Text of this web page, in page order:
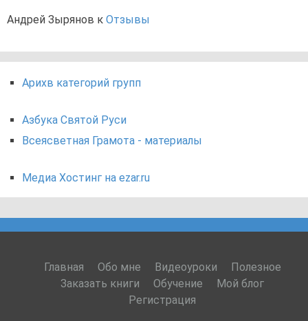
Андрей Зырянов к Отзывы
Арихв категорий групп
Азбука Святой Руси
Всеясветная Грамота - материалы
Медиа Хостинг на ezar.ru
Главная Обо мне Видеоуроки
Полезное
Заказать книги
Обучение
Мой блог
Регистрация